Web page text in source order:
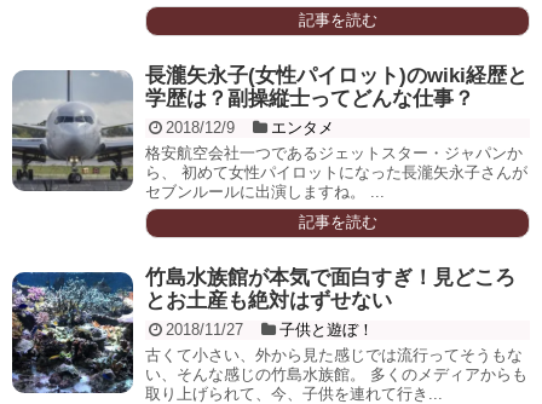
記事を読む
長瀧矢永子(女性パイロット)のwiki経歴と
学歴は？副操縦士ってどんな仕事？
2018/12/9
エンタメ
格安航空会社一つであるジェットスター・ジャパンか
ら、 初めて女性パイロットになった長瀧矢永子さんが
セブンルールに出演しますね。 ...
記事を読む
竹島水族館が本気で面白すぎ！見どころ
とお土産も絶対はずせない
2018/11/27
子供と遊ぼ！
古くて小さい、外から見た感じでは流行ってそうもな
い、そんな感じの竹島水族館。 多くのメディアからも
取り上げられて、今、子供を連れて行き...